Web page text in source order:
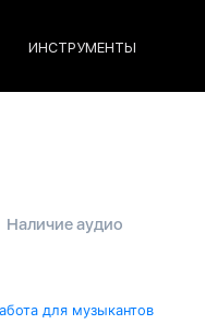
ИНСТРУМЕНТЫ
Наличие аудио
для музыкантов